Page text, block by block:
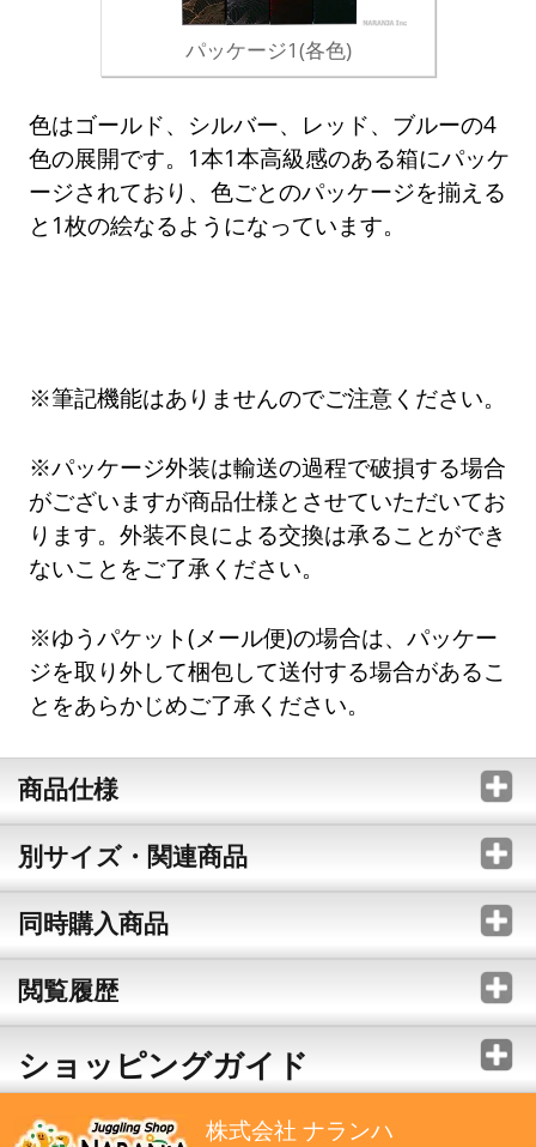
パッケージ1(各色)
色はゴールド、シルバー、レッド、ブルーの4
色の展開です。1本1本高級感のある箱にパッケ
ージされており、色ごとのパッケージを揃える
と1枚の絵なるようになっています。
※筆記機能はありませんのでご注意ください。
※パッケージ外装は輸送の過程で破損する場合
がございますが商品仕様とさせていただいてお
ります。外装不良による交換は承ることができ
ないことをご了承ください。
※ゆうパケット(メール便)の場合は、パッケー
ジを取り外して梱包して送付する場合があるこ
とをあらかじめご了承ください。
商品仕様
別サイズ・関連商品
同時購入商品
閲覧履歴
ショッピングガイド
株式会社 ナランハ